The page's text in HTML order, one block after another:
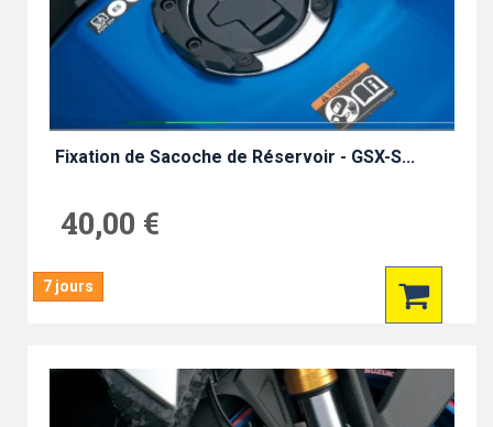
Fixation de Sacoche de Réservoir - GSX-S...
40,00 €
7 jours